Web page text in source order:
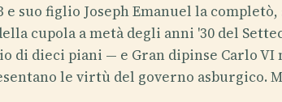
suo figlio Joseph Emanuel la
cupola a metà degli anni '30 del
dieci piani — e Gran dipinse Carlo VI
le virtù del governo asburgico.